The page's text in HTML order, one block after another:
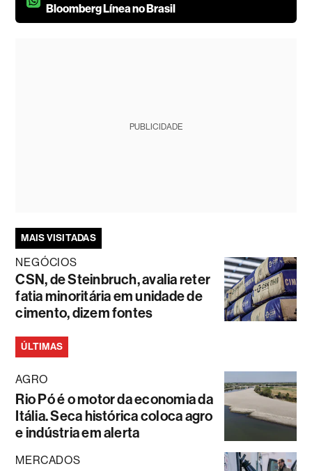
Bloomberg Línea no Brasil
PUBLICIDADE
MAIS VISITADAS
NEGÓCIOS
CSN, de Steinbruch, avalia reter
fatia minoritária em unidade de
cimento, dizem fontes
ÚLTIMAS
AGRO
Rio Pó é o motor da economia da
Itália. Seca histórica coloca agro
e indústria em alerta
MERCADOS